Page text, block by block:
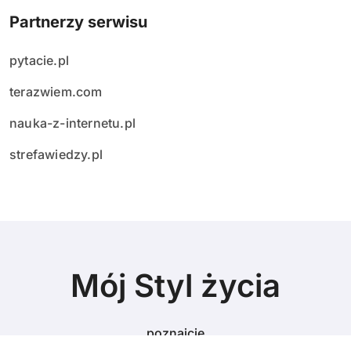
Partnerzy serwisu
pytacie.pl
terazwiem.com
nauka-z-internetu.pl
strefawiedzy.pl
Mój Styl życia
poznajcie